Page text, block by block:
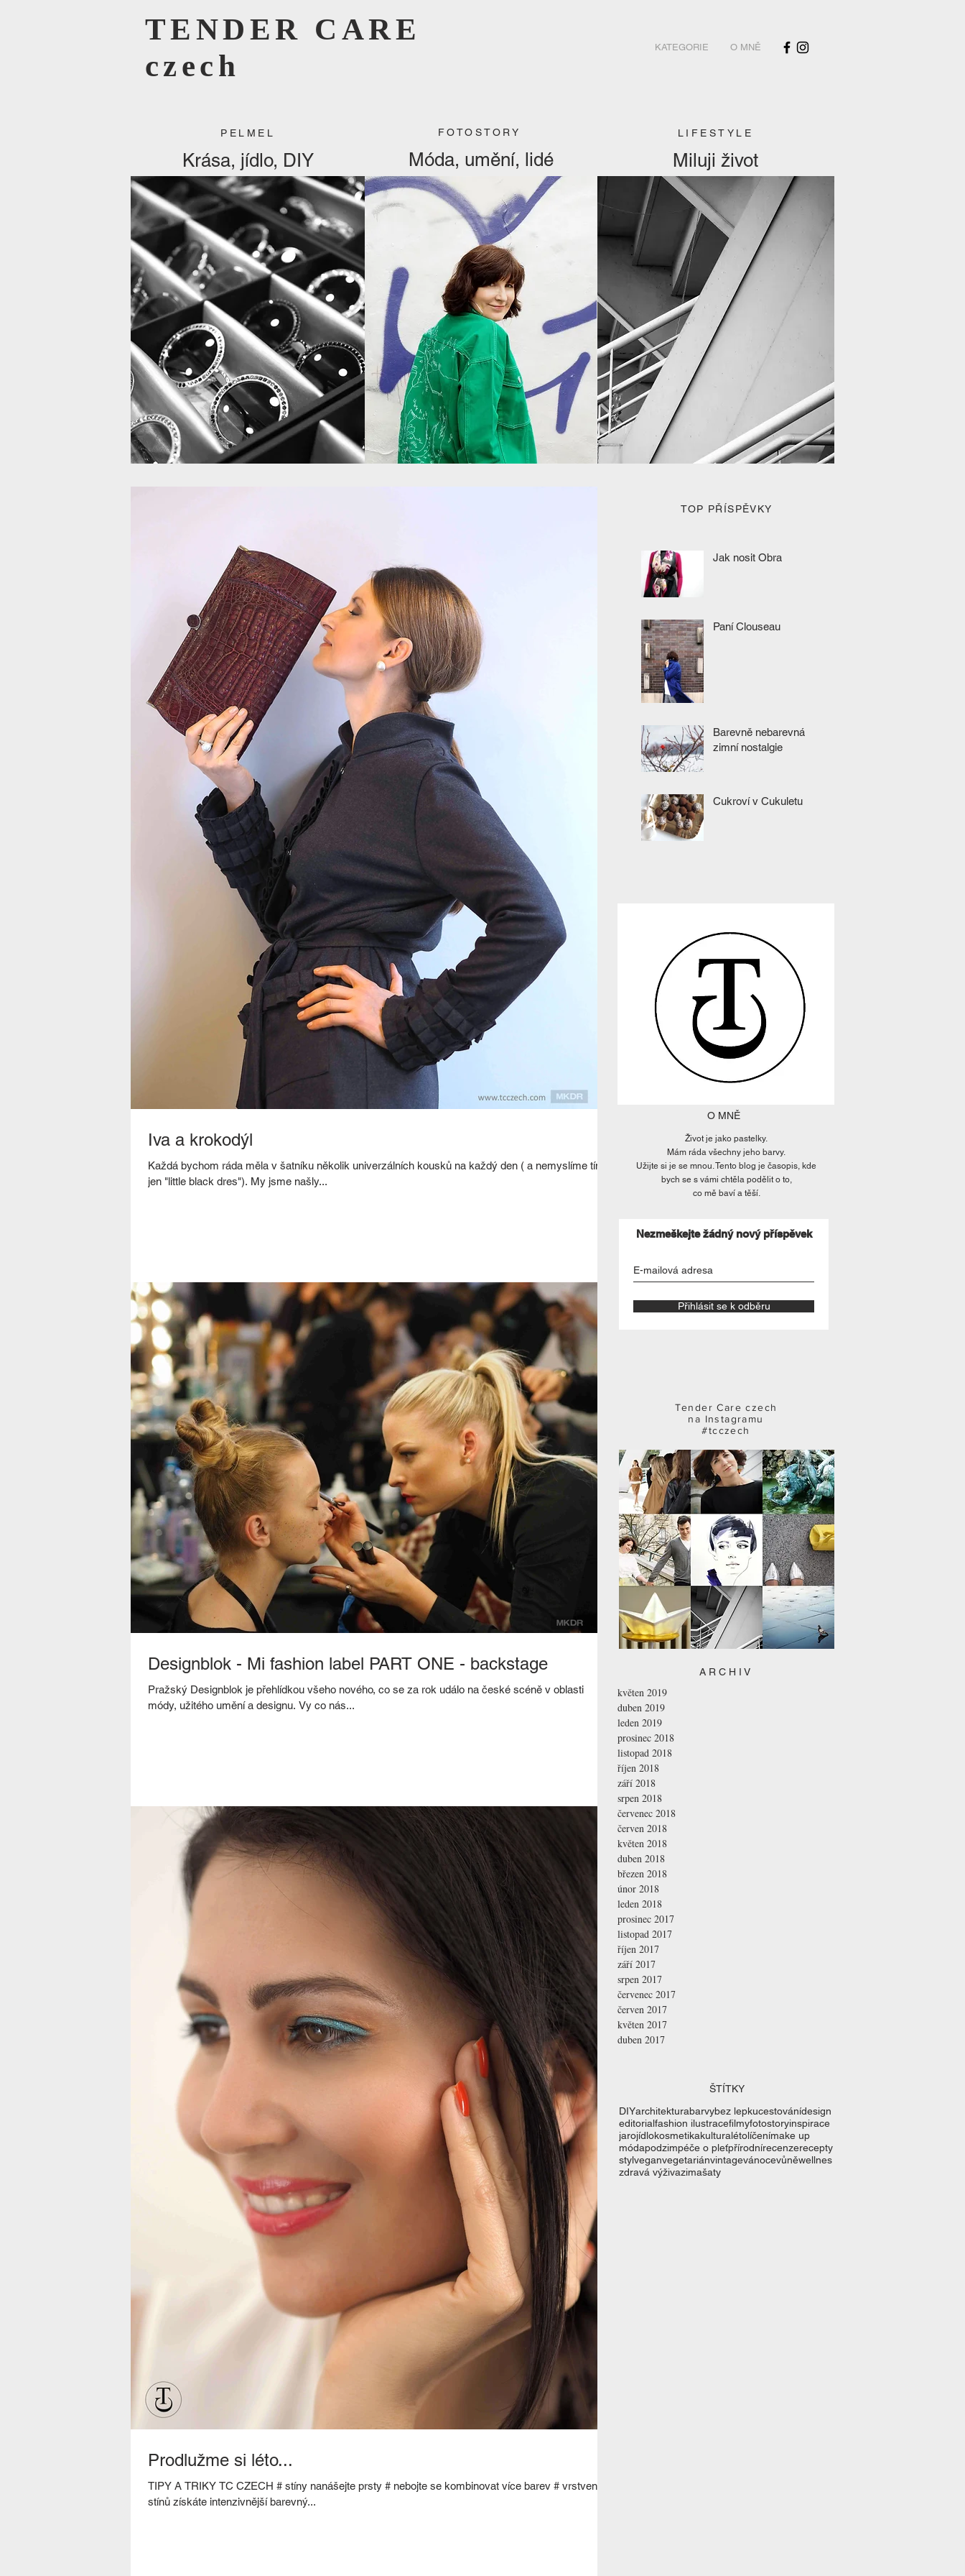
TENDER CARE
czech
KATEGORIE O MNĚ
FOTOSTORY
Móda, umění, lidé
PELMEL
Krása, jídlo, DIY
LIFESTYLE
Miluji život
Iva a krokodýl
Každá bychom ráda měla v šatníku několik univerzálních kousků na každý den ( a nemyslíme tím
jen "little black dres"). My jsme našly...
Designblok - Mi fashion label PART ONE - backstage
Pražský Designblok je přehlídkou všeho nového, co se za rok událo na české scéně v oblasti
módy, užitého umění a designu. Vy co nás...
Prodlužme si léto...
TIPY A TRIKY TC CZECH # stíny nanášejte prsty # nebojte se kombinovat více barev # vrstvením
stínů získáte intenzivnější barevný...
TOP PŘÍSPĚVKY
Jak nosit Obra
Paní Clouseau
Barevně nebarevná
zimní nostalgie
Cukroví v Cukuletu
O MNĚ
Život je jako pastelky.
Mám ráda všechny jeho barvy.
Užijte si je se mnou. Tento blog je časopis, kde
bych se s vámi chtěla podělit o to,
co mě baví a těší.
Nezmeškejte žádný nový příspěvek
Přihlásit se k odběru
Tender Care czech
na Instagramu
#tcczech
A R C H I V
květen 2019
duben 2019
leden 2019
prosinec 2018
listopad 2018
říjen 2018
září 2018
srpen 2018
červenec 2018
červen 2018
květen 2018
duben 2018
březen 2018
únor 2018
leden 2018
prosinec 2017
listopad 2017
říjen 2017
září 2017
srpen 2017
červenec 2017
červen 2017
květen 2017
duben 2017
ŠTÍTKY
DIYarchitekturabarvybez lepkucestovánídesign
editorialfashion ilustracefilmyfotostoryinspirace
jarojídlokosmetikakulturalétolíčenímake up
módapodzimpéče o pleťpřírodnírecenzerecepty
stylveganvegetariánvintagevánocevůněwellnes
zdravá výživazimašaty